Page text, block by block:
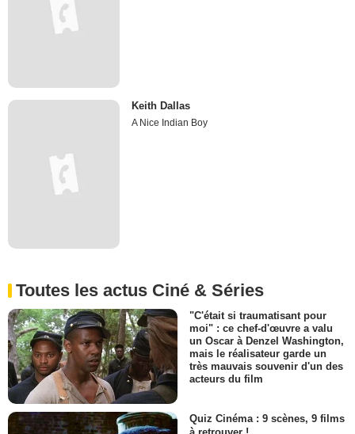
Keith Dallas
A Nice Indian Boy
Toutes les actus Ciné & Séries
"C'était si traumatisant pour
moi" : ce chef-d'œuvre a valu
un Oscar à Denzel Washington,
mais le réalisateur garde un
très mauvais souvenir d'un des
acteurs du film
Quiz Cinéma : 9 scènes, 9 films